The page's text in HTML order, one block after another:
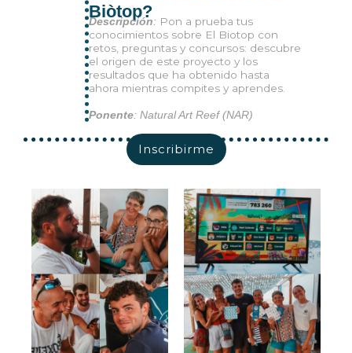
Biòtop?
Descripción : Pon a prueba tus
conocimientos sobre El Biotop con
retos, preguntas y concursos: descubre
el origen de este proyecto y los
resultados que ha obtenido hasta
ahora mientras compites y aprendes.
Ponente: Natural Art Reef (NAR)
Inscribirme